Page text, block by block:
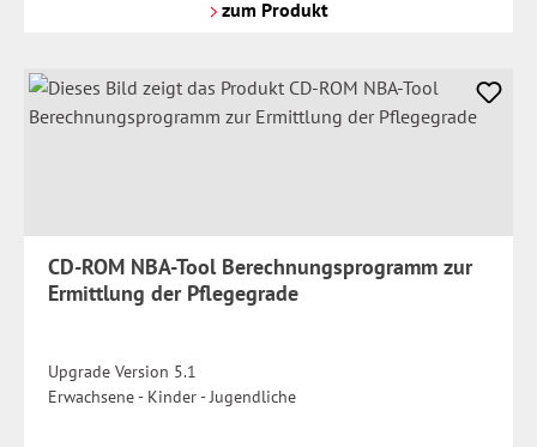
zum Produkt
CD-ROM NBA-Tool Berechnungsprogramm zur
Ermittlung der Pflegegrade
Upgrade Version 5.1
Erwachsene - Kinder - Jugendliche